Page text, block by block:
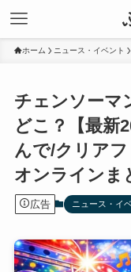
ホーム ニュース・イベント
チェンソーマ
どこ？【最新
んで/クリアフ
オンラインま
広告 ニュース・イ